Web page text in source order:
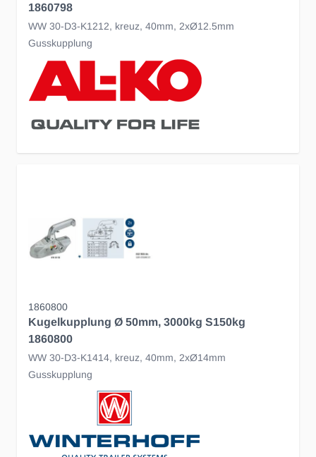
1860798
WW 30-D3-K1212, kreuz, 40mm, 2xØ12.5mm
Gusskupplung
1860800
Kugelkupplung Ø 50mm, 3000kg S150kg
1860800
WW 30-D3-K1414, kreuz, 40mm, 2xØ14mm
Gusskupplung